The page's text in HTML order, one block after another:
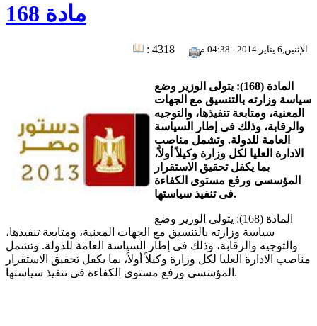
مادة 168
الإثنين,6 يناير 2014 - 04:38 م : 4318
المادة (168): يتولى الوزير وضع
سياسة وزارته بالتنسيق مع الجهات
المعنية، ومتابعة تنفيذها، والتوجيه
والرقابة، وذلك فى إطار السياسة
العامة للدولة. وتشمل مناصب
الادارة العليا لكل وزارة وكيلاً أولاً،
بما يكفل تحقيق الاستقرار
المؤسسى ورفع مستوى الكفاءة
فى تنفيذ سياستها.
المادة (168): يتولى الوزير وضع
سياسة وزارته بالتنسيق مع الجهات المعنية، ومتابعة تنفيذها،
والتوجيه والرقابة، وذلك فى إطار السياسة العامة للدولة. وتشمل
مناصب الادارة العليا لكل وزارة وكيلاً أولاً، بما يكفل تحقيق الاستقرار
المؤسسى ورفع مستوى الكفاءة فى تنفيذ سياستها.